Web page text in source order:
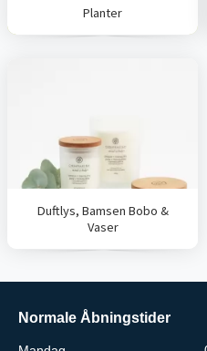
Planter
Duftlys, Bamsen Bobo &
Vaser
Normale Åbningstider